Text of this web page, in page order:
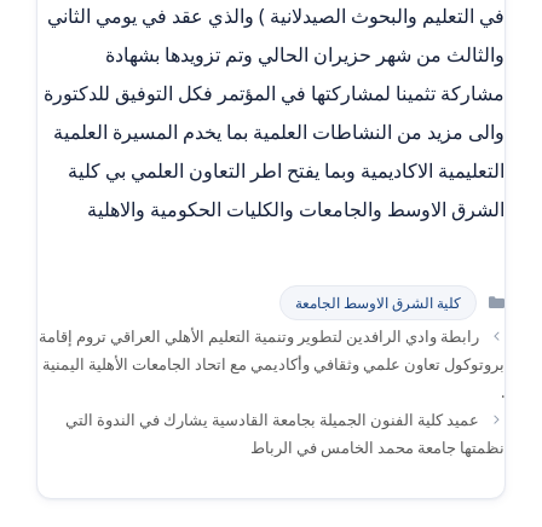
في التعليم والبحوث الصيدلانية ) والذي عقد في يومي الثاني
والثالث من شهر حزيران الحالي وتم تزويدها بشهادة
مشاركة تثمينا لمشاركتها في المؤتمر فكل التوفيق للدكتورة
والى مزيد من النشاطات العلمية بما يخدم المسيرة العلمية
التعليمية الاكاديمية وبما يفتح اطر التعاون العلمي بي كلية
الشرق الاوسط والجامعات والكليات الحكومية والاهلية
التصنيفات
كلية الشرق الاوسط الجامعة
رابطة وادي الرافدين لتطوير وتنمية التعليم الأهلي العراقي تروم إقامة
بروتوكول تعاون علمي وثقافي وأكاديمي مع اتحاد الجامعات الأهلية اليمنية
.
عميد كلية الفنون الجميلة بجامعة القادسية يشارك في الندوة التي
نظمتها جامعة محمد الخامس في الرباط